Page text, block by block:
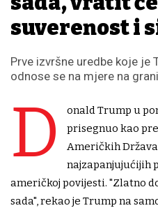
suverenost i
Prve izvršne uredbe koje je
odnose se na mjere na
D
onald Trump u
prisegnuo kao
Američkih
najzapanjujućijih
američkoj povijesti. "Zlatno
sada", rekao je Trump na